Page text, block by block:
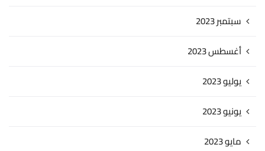
سبتمبر 2023
أغسطس 2023
يوليو 2023
يونيو 2023
مايو 2023